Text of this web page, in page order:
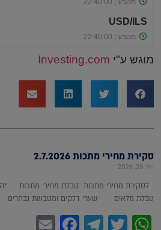
מוגש ע"י Investing.com
סקירת מחירי מתכות 2.7.2026
יולי 20, 2026
לסקירת מחירי מתכות טבלת מחירי מתכות
טבלת מלאים שערי דלקים ומטבעות נבחרים
WhatsApp
Twitter
Telegram